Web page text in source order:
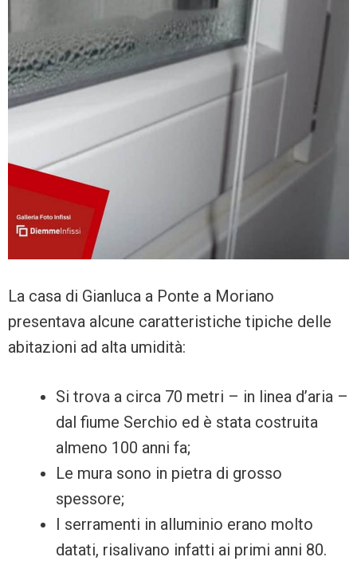
La casa di Gianluca a Ponte a Moriano
presentava alcune caratteristiche tipiche delle
abitazioni ad alta umidità:
Si trova a circa 70 metri – in linea d’aria –
dal fiume Serchio ed è stata costruita
almeno 100 anni fa;
Le mura sono in pietra di grosso
spessore;
I serramenti in alluminio erano molto
datati, risalivano infatti ai primi anni 80.